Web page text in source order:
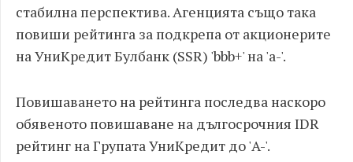
стабилна перспектива. Агенцията също така
повиши рейтинга за подкрепа от акционерите
на УниКредит Булбанк (SSR) 'bbb+' на 'a-'.
Повишаването на рейтинга последва наскоро
обявеното повишаване на дългосрочния IDR
рейтинг на Групата УниКредит до 'A-'.